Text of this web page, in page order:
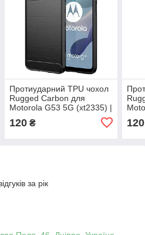
Протиударний TPU чохол
Rugged Carbon для
Motorola G53 5G (xt2335) |
120₴ 120
за рік